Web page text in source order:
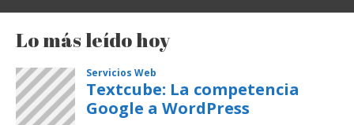
Lo más leído hoy